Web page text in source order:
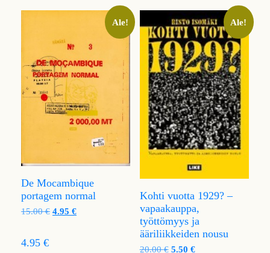
Ale!
De Mocambique
portagem normal
15.00€ 4.95 €
4.95 €
Ale!
Kohti vuotta 1929? –
vapaakauppa,
työttömyys ja
ääriliikkeiden nousu
20.00€ 5.50 €